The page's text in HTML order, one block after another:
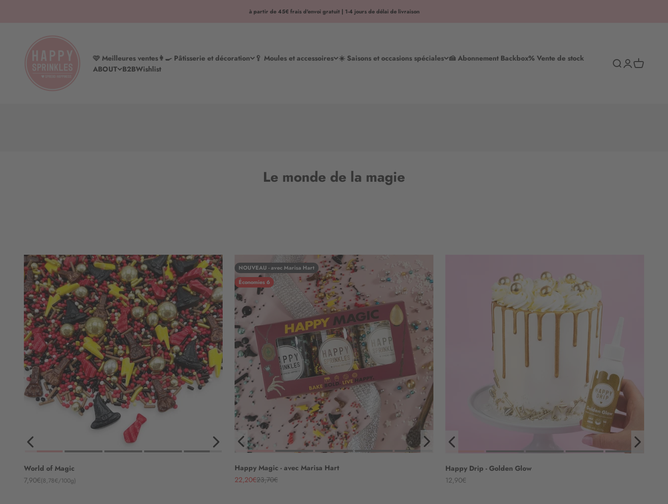
à partir de 45€ frais d'envoi gratuit | 1-4 jours de délai de livraison
🩷 Meilleures ventes👩‍🍳 Pâtisserie et décoration 🥄 Moules et accessoires ☀️ Saisons et occasions spéciales 🍰 Abonnement Backbox% Vente de stock
ABOUT B2BWishlist
HAPPY SPRINKLES | D2C
Recherche
S'inscrire
Panier
Le monde de la magie
World of Magic
Angebot
7,90€(8,78€/100g)
NOUVEAU - avec Marisa Hart
Économies 6
Happy Magic - avec Marisa Hart
Angebot
22,20€Regulärer Preis
23,70€
Happy Drip - Golden Glow
Angebot
12,90€